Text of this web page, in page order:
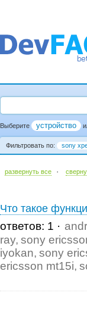
Выберите устройство
Фильтровать по: sony
развернуть все ·
Что такое
ответов: 1
ray sony
iyokan sony
ericsson mt15i